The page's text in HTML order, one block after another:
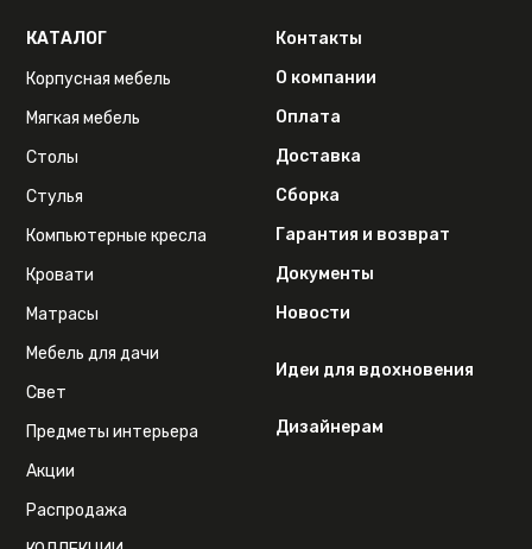
КАТАЛОГ
Корпусная мебель
Мягкая мебель
Столы
Стулья
Компьютерные кресла
Кровати
Матрасы
Мебель для дачи
Свет
Предметы интерьера
Акции
Распродажа
Контакты
О компании
Оплата
Доставка
Сборка
Гарантия и возврат
Документы
Новости
Идеи для вдохновения
Дизайнерам